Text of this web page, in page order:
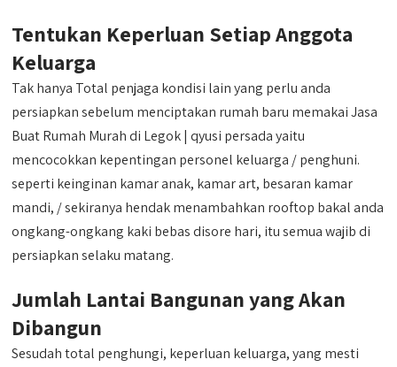
Tentukan Keperluan Setiap Anggota
Keluarga
Tak hanya Total penjaga kondisi lain yang perlu anda
persiapkan sebelum menciptakan rumah baru memakai Jasa
Buat Rumah Murah di Legok | qyusi persada yaitu
mencocokkan kepentingan personel keluarga / penghuni.
seperti keinginan kamar anak, kamar art, besaran kamar
mandi, / sekiranya hendak menambahkan rooftop bakal anda
ongkang-ongkang kaki bebas disore hari, itu semua wajib di
persiapkan selaku matang.
Jumlah Lantai Bangunan yang Akan
Dibangun
Sesudah total penghungi, keperluan keluarga, yang mesti